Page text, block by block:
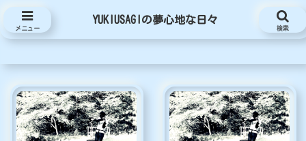
YUKIUSAGIの夢心地な日々
メニュー
YUKIUSAGIの夢心地な日々
検索